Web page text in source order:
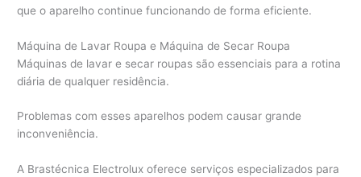
que o aparelho continue funcionando de forma eficiente.
Máquina de Lavar Roupa e Máquina de Secar Roupa
Máquinas de lavar e secar roupas são essenciais para a rotina
diária de qualquer residência.
Problemas com esses aparelhos podem causar grande
inconveniência.
A Brastécnica Electrolux oferece serviços especializados para